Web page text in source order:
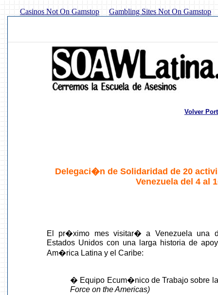
Casinos Not On Gamstop Gambling Sites Not On Gamstop
Volver
Delegaci�n de Solidaridad de 20
Venezuela del 4 al
El pr�ximo mes visitar� a Venezuela una
Estados Unidos con una larga historia de
Am�rica Latina y el Caribe:
� Equipo Ecum�nico de Trabajo sobre
Force on the Americas)